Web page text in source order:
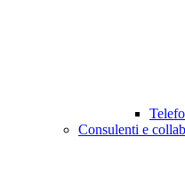
Consulenti e